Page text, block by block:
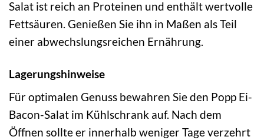
Salat ist reich an Proteinen und enthält wertvolle
Fettsäuren. Genießen Sie ihn in Maßen als Teil
einer abwechslungsreichen Ernährung.
Lagerungshinweise
Für optimalen Genuss bewahren Sie den Popp Ei-
Bacon-Salat im Kühlschrank auf. Nach dem
Öffnen sollte er innerhalb weniger Tage verzehrt